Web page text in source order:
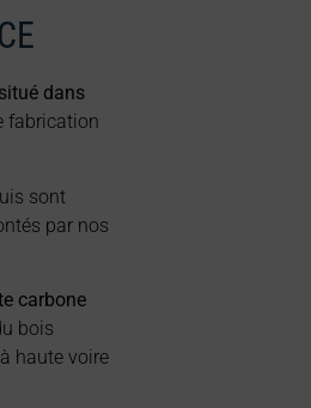
dans
fabrication
sont
par nos
carbone
bois
haute voire